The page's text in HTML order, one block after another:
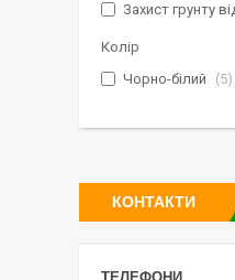
Захист грунту
Колір
Чорно-білий
5
КОНТАКТИ